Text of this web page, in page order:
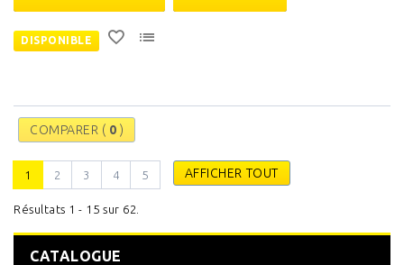
DISPONIBLE
COMPARER ( 0 )
AFFICHER TOUT
1 2 3 4 5
Résultats 1 - 15 sur 62.
CATALOGUE